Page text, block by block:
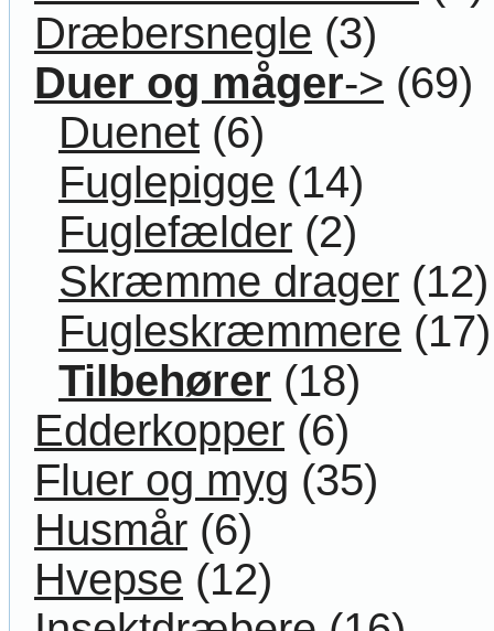
Dræbersnegle (3)
Duer og måger-> (69)
Duenet (6)
Fuglepigge (14)
Fuglefælder (2)
Skræmme drager (12)
Fugleskræmmere (17)
Tilbehører (18)
Edderkopper (6)
Fluer og myg (35)
Husmår (6)
Hvepse (12)